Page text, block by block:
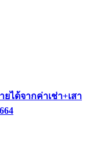
ยได้จากค่าเช่า+เสา